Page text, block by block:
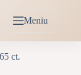
Meniu
ct.